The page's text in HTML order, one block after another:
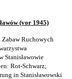
(vor 1945)
Zabaw Ruchowych
Stanisławowie
Rot-Schwarz;
in Stanisławowski